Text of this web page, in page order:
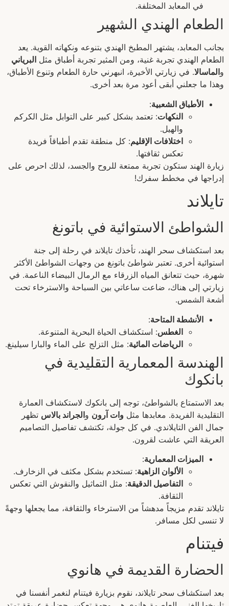
في المعابد المختلفة.
الطعام الهندي الشهير
بجانب المعابد، يشتهر المطبخ الهندي بتنوعه ونكهاته القوية. يعد
الطعام الهندي تجربة غنية، ومن المثير تجربة أطباق مثل البرياني
والماسالا. في زيارتي الأخيرة، انبهرني حارة الطعام وتنوع الأطباق،
وهذا ما جعلني أبقى أعود مرة بعد أخرى.
الأطباق الشعبية:
النكهات: تعتمد بشكل كبير على التوابل مثل الكركم
والهيل.
اختلافات الإقليم: كل منطقة تقدم أطباقاً فريدة
تعكس ثقافتها.
زيارة الهند ستكون تجربة ممتعة للروح والجسد، لذلك احرص على
إدراجها في مخطط سفرك!
تايلاند
الشواطئ الاستوائية في باتونغ
بعد استكشاف سحر الهند، تأخذك تايلاند في رحلة إلى جنة
استوائية أخرى. تعتبر شواطئ باتونغ من وجهات الشواطئ الأكثر
شهرة، حيث تتعانق المياه الزرقاء مع الرمال البيضاء الناعمة. في
زيارتي إلى هناك، ضاعت ساعاتي بين السباحة والاسترخاء تحت
أشعة الشمس.
الأنشطة المتاحة:
الغطس: استكشاف الحياة البحرية المتنوعة.
الرياضات المائية: مثل التزلج على الماء والبارا سيلينغ.
الهندسة المعمارية التقليدية في
بانكوك
بعد الاستمتاع بالشواطئ، توجه إلى بانكوك لاستكشاف العمارة
التقليدية الفريدة. معابدها مثل وات آرون والجراند بالاس تظهر
جمال الفن التايلاندي. في كل جولة، تكتشف تفاصيل التصاميم
العريقة التي عاشت لقرون.
الميزات المعمارية:
الألوان الزاهية: تستخدم بشكل مكثف في الزخارف.
التفاصيل الدقيقة: مثل التماثيل والنقوش التي تعكس
الثقافة.
تايلاند تقدم مزيجاً مدهشاً من الاسترخاء والثقافة، مما يجعلها وجهةً
لا تنسى لكل مسافر.
فيتنام
الحضارة القديمة في هانوي
بعد استكشاف سحر تايلاند، نقوم بزيارة فيتنام لنغمر أنفسنا في